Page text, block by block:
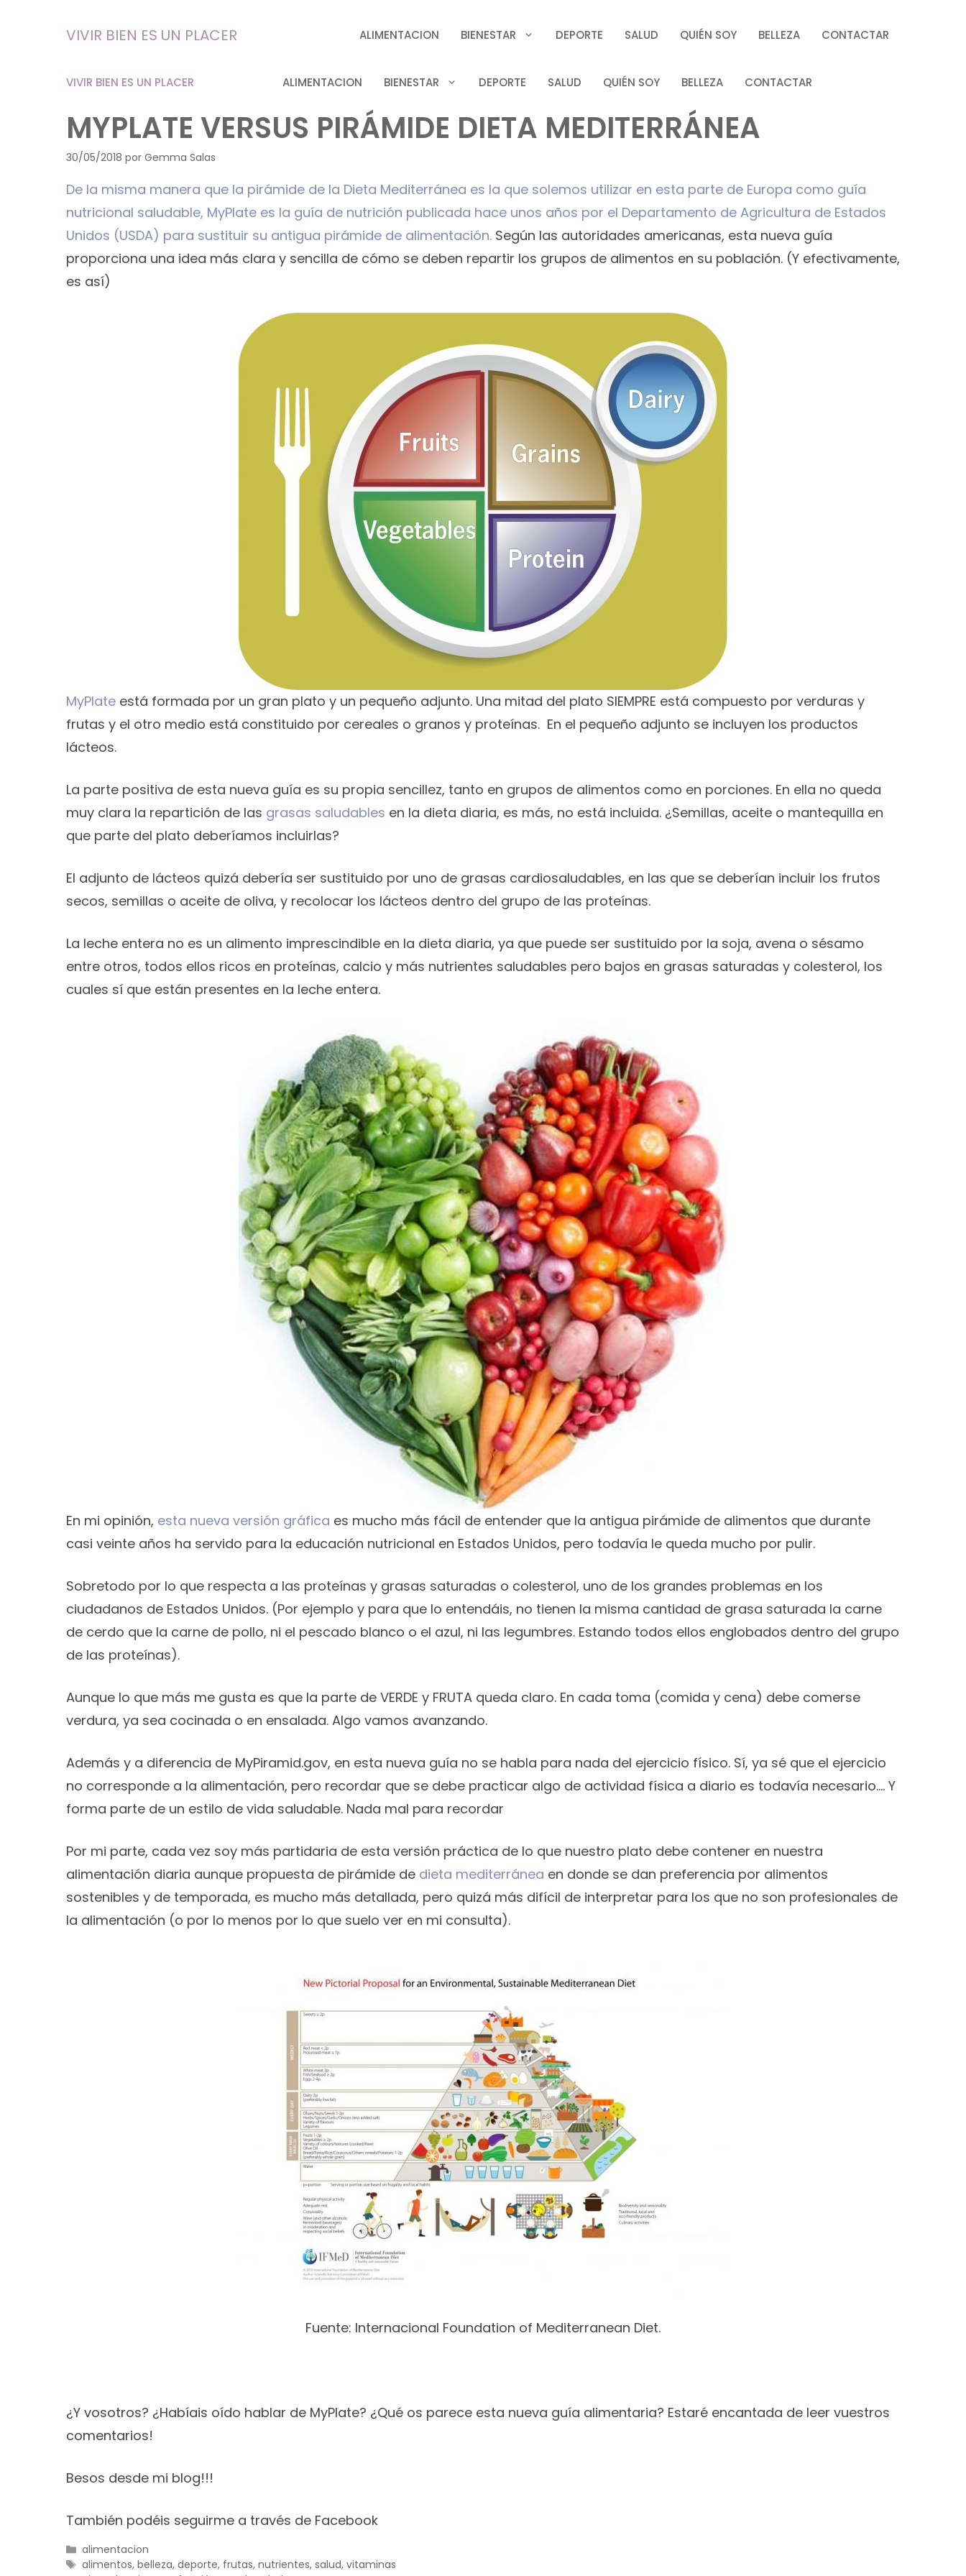
VIVIR BIEN ES UN PLACER ALIMENTACION BIENESTAR DEPORTE SALUD QUIÉN SOY BELLEZA CONTACTAR
VIVIR BIEN ES UN PLACER ALIMENTACION BIENESTAR DEPORTE SALUD QUIÉN SOY BELLEZA CONTACTAR
MYPLATE VERSUS PIRÁMIDE DIETA MEDITERRÁNEA
30/05/2018 por Gemma Salas
De la misma manera que la pirámide de la Dieta Mediterránea es la que solemos utilizar en esta parte de Europa como guía
nutricional saludable, MyPlate es la guía de nutrición publicada hace unos años por el Departamento de Agricultura de Estados
Unidos (USDA) para sustituir su antigua pirámide de alimentación. Según las autoridades americanas, esta nueva guía
proporciona una idea más clara y sencilla de cómo se deben repartir los grupos de alimentos en su población. (Y efectivamente,
es así)
MyPlate está formada por un gran plato y un pequeño adjunto. Una mitad del plato SIEMPRE está compuesto por verduras y
frutas y el otro medio está constituido por cereales o granos y proteínas. En el pequeño adjunto se incluyen los productos
lácteos.
La parte positiva de esta nueva guía es su propia sencillez, tanto en grupos de alimentos como en porciones. En ella no queda
muy clara la repartición de las grasas saludables en la dieta diaria, es más, no está incluida. ¿Semillas, aceite o mantequilla en
que parte del plato deberíamos incluirlas?
El adjunto de lácteos quizá debería ser sustituido por uno de grasas cardiosaludables, en las que se deberían incluir los frutos
secos, semillas o aceite de oliva, y recolocar los lácteos dentro del grupo de las proteínas.
La leche entera no es un alimento imprescindible en la dieta diaria, ya que puede ser sustituido por la soja, avena o sésamo
entre otros, todos ellos ricos en proteínas, calcio y más nutrientes saludables pero bajos en grasas saturadas y colesterol, los
cuales sí que están presentes en la leche entera.
En mi opinión, esta nueva versión gráfica es mucho más fácil de entender que la antigua pirámide de alimentos que durante
casi veinte años ha servido para la educación nutricional en Estados Unidos, pero todavía le queda mucho por pulir.
Sobretodo por lo que respecta a las proteínas y grasas saturadas o colesterol, uno de los grandes problemas en los
ciudadanos de Estados Unidos. (Por ejemplo y para que lo entendáis, no tienen la misma cantidad de grasa saturada la carne
de cerdo que la carne de pollo, ni el pescado blanco o el azul, ni las legumbres. Estando todos ellos englobados dentro del grupo
de las proteínas).
Aunque lo que más me gusta es que la parte de VERDE y FRUTA queda claro. En cada toma (comida y cena) debe comerse
verdura, ya sea cocinada o en ensalada. Algo vamos avanzando.
Además y a diferencia de MyPiramid.gov, en esta nueva guía no se habla para nada del ejercicio físico. Sí, ya sé que el ejercicio
no corresponde a la alimentación, pero recordar que se debe practicar algo de actividad física a diario es todavía necesario…. Y
forma parte de un estilo de vida saludable. Nada mal para recordar
Por mi parte, cada vez soy más partidaria de esta versión práctica de lo que nuestro plato debe contener en nuestra
alimentación diaria aunque propuesta de pirámide de dieta mediterránea en donde se dan preferencia por alimentos
sostenibles y de temporada, es mucho más detallada, pero quizá más difícil de interpretar para los que no son profesionales de
la alimentación (o por lo menos por lo que suelo ver en mi consulta).
Fuente: Internacional Foundation of Mediterranean Diet.
¿Y vosotros? ¿Habíais oído hablar de MyPlate? ¿Qué os parece esta nueva guía alimentaria? Estaré encantada de leer vuestros
comentarios!
Besos desde mi blog!!!
También podéis seguirme a través de Facebook
Categorías
alimentacion
Etiquetas
alimentos,belleza,deporte, frutas,nutrientes,salud,vitaminas